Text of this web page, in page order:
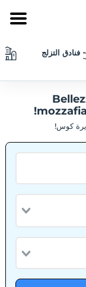
فنادق التزلج
كوس!